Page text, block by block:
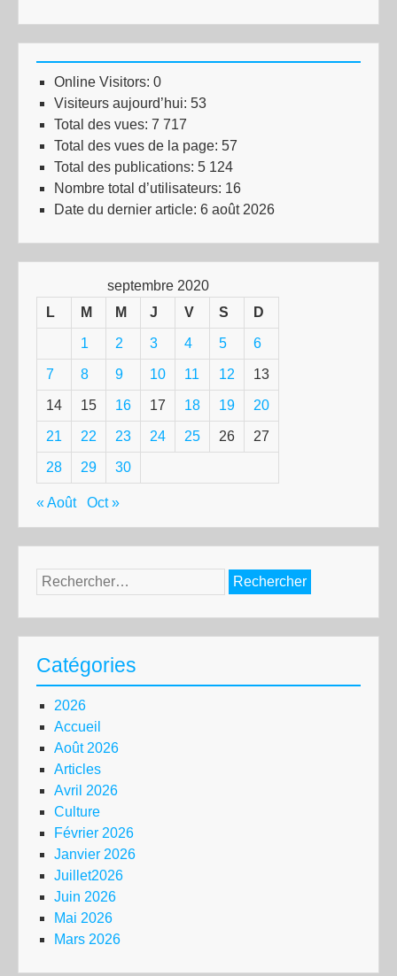
Online Visitors: 0
Visiteurs aujourd’hui: 53
Total des vues: 7 717
Total des vues de la page: 57
Total des publications: 5 124
Nombre total d’utilisateurs: 16
Date du dernier article: 6 août 2026
septembre 2020
L
M M J V S D
1 2 3 4 5 6
7 8 9 10 11 12 13
14 15 16 17 18 19 20
21 22 23 24 25 26 27
28 29 30
« Août Oct »
Rechercher :
Catégories
2026
Accueil
Août 2026
Articles
Avril 2026
Culture
Février 2026
Janvier 2026
Juillet2026
Juin 2026
Mai 2026
Mars 2026